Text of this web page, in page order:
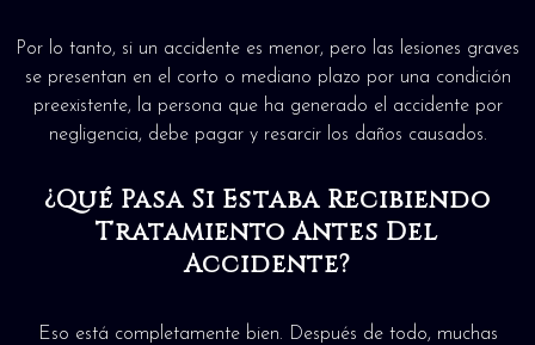
Por lo tanto, si un accidente es menor, pero las lesiones graves
se presentan en el corto o mediano plazo por una condición
preexistente, la persona que ha generado el accidente por
negligencia, debe pagar y resarcir los daños causados.
¿Qué Pasa Si Estaba Recibiendo
Tratamiento Antes Del
Accidente?
Eso está completamente bien. Después de todo, muchas